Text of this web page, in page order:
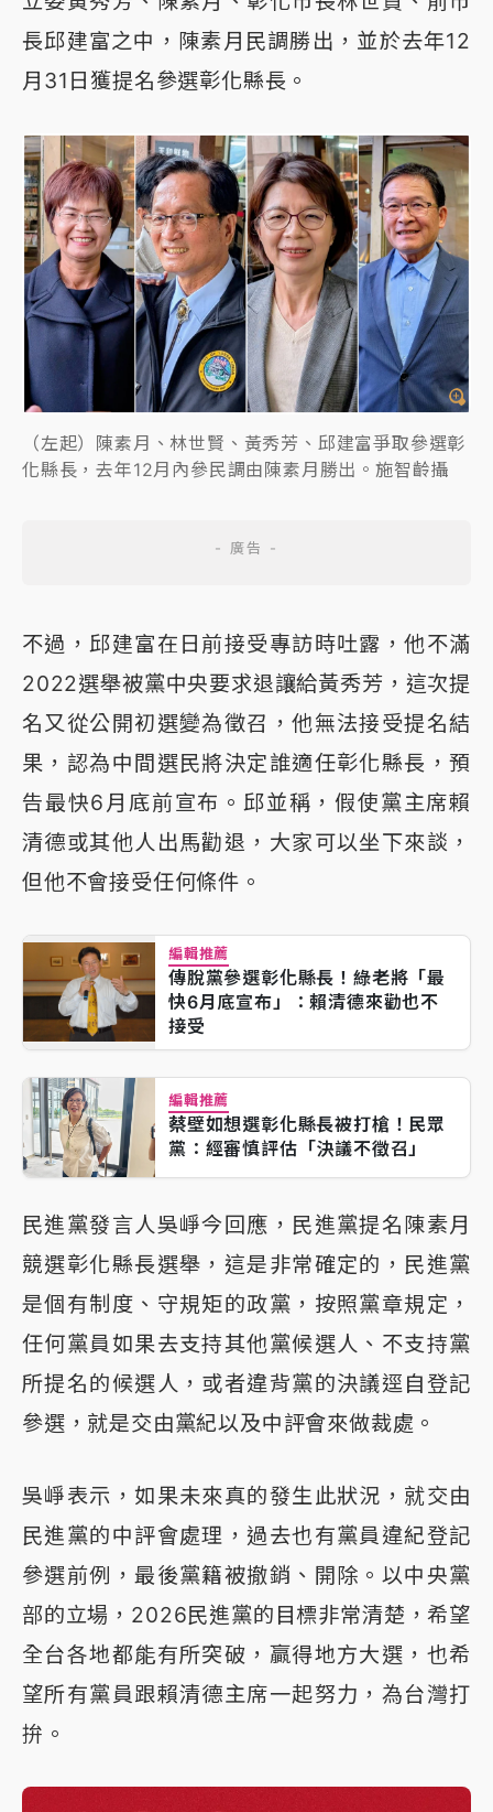
長邱建富之中，陳素月民調勝出，並於去年12
月31日獲提名參選彰化縣長。
（左起）陳素月、林世賢、黃秀芳、邱建富爭取參選彰
化縣長，去年12月內參民調由陳素月勝出。施智齡攝
不過，邱建富在日前接受專訪時吐露，他不滿
2022選舉被黨中央要求退讓給黃秀芳，這次提
名又從公開初選變為徵召，他無法接受提名結
果，認為中間選民將決定誰適任彰化縣長，預
告最快6月底前宣布。邱並稱，假使黨主席賴
清德或其他人出馬勸退，大家可以坐下來談，
但他不會接受任何條件。
編輯推薦
傳脫黨參選彰化縣長！綠老將「最
快6月底宣布」：賴清德來勸也不
接受
編輯推薦
蔡壁如想選彰化縣長被打槍！民眾
黨：經審慎評估「決議不徵召」
民進黨發言人吳崢今回應，民進黨提名陳素月
競選彰化縣長選舉，這是非常確定的，民進黨
是個有制度、守規矩的政黨，按照黨章規定，
任何黨員如果去支持其他黨候選人、不支持黨
所提名的候選人，或者違背黨的決議逕自登記
參選，就是交由黨紀以及中評會來做裁處。
吳崢表示，如果未來真的發生此狀況，就交由
民進黨的中評會處理，過去也有黨員違紀登記
參選前例，最後黨籍被撤銷、開除。以中央黨
部的立場，2026民進黨的目標非常清楚，希望
全台各地都能有所突破，贏得地方大選，也希
望所有黨員跟賴清德主席一起努力，為台灣打
拚。